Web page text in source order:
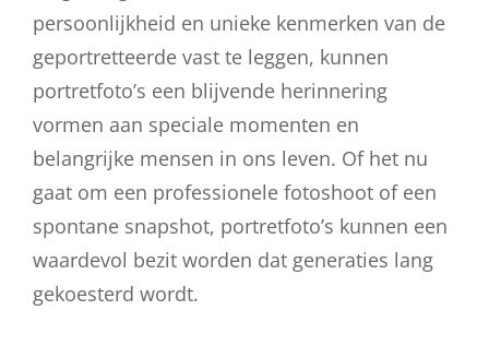
persoonlijkheid en unieke kenmerken van de
geportretteerde vast te leggen, kunnen
portretfoto’s een blijvende herinnering
vormen aan speciale momenten en
belangrijke mensen in ons leven. Of het nu
gaat om een professionele fotoshoot of een
spontane snapshot, portretfoto’s kunnen een
waardevol bezit worden dat generaties lang
gekoesterd wordt.